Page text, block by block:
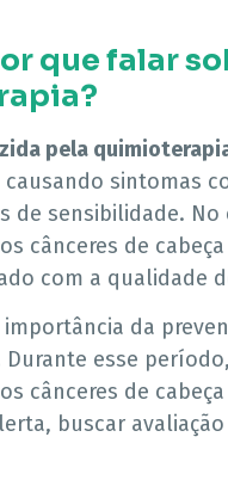
que falar
pela
sintomas
de sensibilidade.
cânceres de
com a qualidade
importância da
esse
cânceres de
buscar